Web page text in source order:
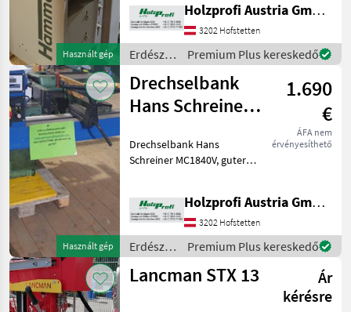
Használt gép
kgPreisänderungen
vorbehalten, Irrtümer,
Druck- und Satzfehler
vorbehalten
Holzprofi Austria GmbH, Zweigstelle NÖ
3202 Hofstetten
Erdészeti
és
faipari
gépek /
Hammer
Premium Plus kereskedő
Használt gép
Drechselbank
Hans Schreiner
gebraucht
1.690
€
ÁFA nem
érvényesíthető
Drechselbank Hans
Schreiner MC1840V, guter
vorbehalten, Irrtümer,
Druck- und Satzfehler
vorbehalten Erdészeti és
faipari gépek Es
Holzprofi Austria GmbH, Zweigstelle NÖ
3202 Hofstetten
Erdészeti
és
faipari
Premium Plus kereskedő
Lancman STX 13
Ár
kérésre